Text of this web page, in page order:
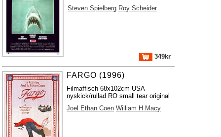
Steven Spielberg Roy Scheider
349kr
FARGO (1996)
Filmaffisch 68x102cm USA
nyskick/rullad RO small tear original
Joel Ethan Coen William H Macy